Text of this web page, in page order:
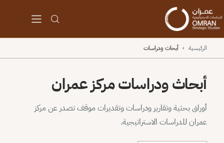
الرئيسية › أبحاث ودراسات
أبحاث ودراسات مركز عمران
أوراق بحثية وتقارير ودراسات وتقديرات موقف تصدر عن مركز
عمران للدراسات الاستراتيجية.